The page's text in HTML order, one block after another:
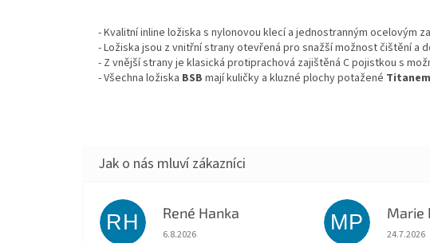
- Kvalitní inline ložiska s nylonovou klecí a jednostranným ocelovým
- Ložiska jsou z vnitřní strany otevřená pro snažší možnost čištění a
- Z vnější strany je klasická protiprachová zajištěná C pojistkou s
- Všechna ložiska BSB mají kuličky a kluzné plochy potažené Titanem
RH René Hanka
Hodnocení obchodu je 5 z 5 hvězdiček.
6.8.2026
MP Marie
24.7.2026